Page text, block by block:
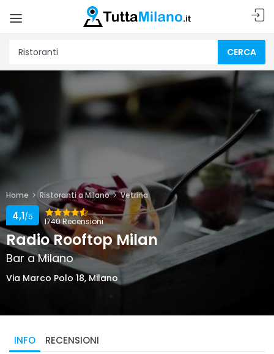
CERCA
Home Ristoranti a Milano Vetrina
1740 Recensioni
4,1/5
Radio Rooftop Milan
Bar a Milano
Via Marco Polo 18, Milano
INFO RECENSIONI